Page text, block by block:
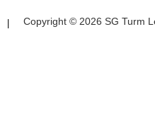
Copyright © 2026 SG Turm